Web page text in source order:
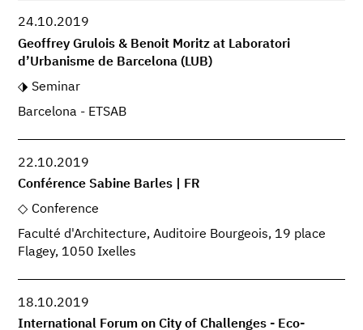
24.10.2019
Geoffrey Grulois & Benoit Moritz at Laboratori
d’Urbanisme de Barcelona (LUB)
Seminar
Barcelona - ETSAB
22.10.2019
Conférence Sabine Barles | FR
Conference
Faculté d'Architecture, Auditoire Bourgeois, 19 place
Flagey, 1050 Ixelles
18.10.2019
International Forum on City of Challenges - Eco-